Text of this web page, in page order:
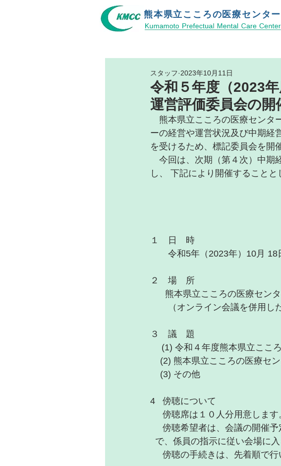
熊本県立​こころの医療センター
令和５年度（2023
運営評価委員会の開
スタッフ 2023年10月11日
熊本県立こころの医療センタ
ーの経営や運営状況及び中期経
を受けるため、標記委員会を開
今回は、次期（第４次）中期
し、 下記により開催することと
１　日　時
令和5年（2023年）10月 18
２　場　所
熊本県立こころの医療セ
（オンライン会議を併用した
３　議　題
(1) 令和４年度熊本県立ここ
(2) 熊本県立こころの医療
    (3) その他
4   傍聴について
傍聴席は１０人分用意します
傍聴希望者は、会議の開
で、係員の指示に従い会場に
傍聴の手続きは、先着順